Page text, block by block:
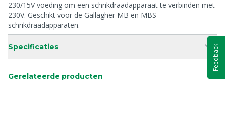
230/15V voeding om een schrikdraadapparaat te verbinden met
230V. Geschikt voor de Gallagher MB en MBS
schrikdraadapparaten.
Specificaties
Gerelateerde producten
Feedback